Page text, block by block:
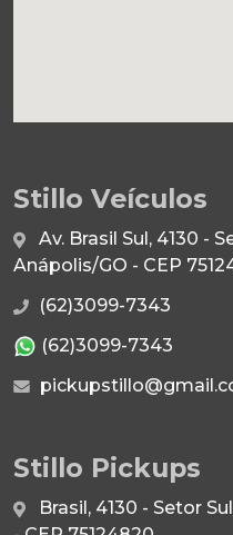
Stillo Veículos
Av. Brasil Sul, 4130 -
Anápolis/GO - CEP
(62)3099-7343
(62)3099-7343
Stillo Pickups
Brasil, 4130 - Setor